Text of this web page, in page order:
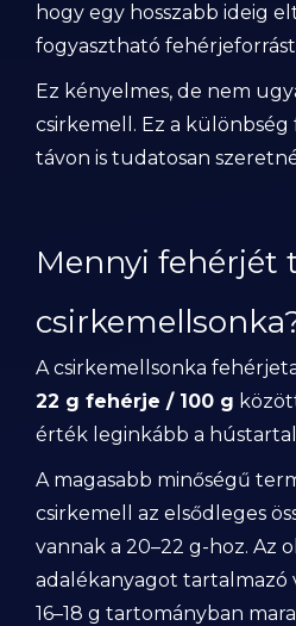
hogy egy hosszabb ideig
fogyasztható
Ez kényelmes, de nem
csirkemell. Ez a különbség
távon is tudatosan
Mennyi fehérjét
A csirkemellsonka
22 g fehérje / 100 g
érték leginkább a
A magasabb minőségű
csirkemell az elsődleges
vannak a 20–22 g-hoz. Az
adalékanyagot tartalmazó
16–18 g tartományban